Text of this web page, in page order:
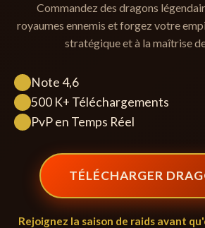
Commandez des dragons
royaumes ennemis et forgez votre
stratégique et à la maîtrise
Note 4,6
500 K+ Téléchargements
PvP en Temps Réel
TÉLÉCHARGER
Rejoignez la saison de raids avant